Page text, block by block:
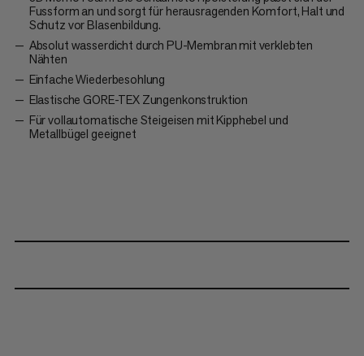
Fussform an und sorgt für herausragenden Komfort, Halt und
Schutz vor Blasenbildung.
Absolut wasserdicht durch PU-Membran mit verklebten
Nähten
Einfache Wiederbesohlung
Elastische GORE-TEX Zungenkonstruktion
Für vollautomatische Steigeisen mit Kipphebel und
Metallbügel geeignet